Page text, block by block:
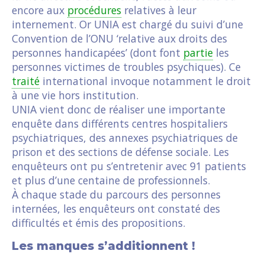
encore aux procédures relatives à leur
internement. Or UNIA est chargé du suivi d’une
Convention de l’ONU ‘relative aux droits des
personnes handicapées’ (dont font partie les
personnes victimes de troubles psychiques). Ce
traité international invoque notamment le droit
à une vie hors institution.
UNIA vient donc de réaliser une importante
enquête dans différents centres hospitaliers
psychiatriques, des annexes psychiatriques de
prison et des sections de défense sociale. Les
enquêteurs ont pu s’entretenir avec 91 patients
et plus d’une centaine de professionnels.
À chaque stade du parcours des personnes
internées, les enquêteurs ont constaté des
difficultés et émis des propositions.
Les manques s’additionnent !